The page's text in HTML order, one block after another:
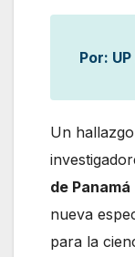
Por:
Un
de Panamá
nueva
para la